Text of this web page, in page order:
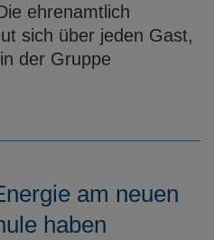
ehrenamtlich
sich über jeden Gast,
der Gruppe
am neuen
haben